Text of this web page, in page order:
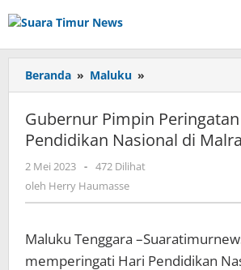
ke
Beranda » Maluku »
Pimpin
Peringatan
Hari
Pendidikan
Gubernur Pimpin
Pendidikan Nasional di Malra
2 Mei 2023 oleh
Herry
- 472 Dilihat
oleh Herry Haumasse
Maluku Tenggara
memperingati Hari Pendidikan